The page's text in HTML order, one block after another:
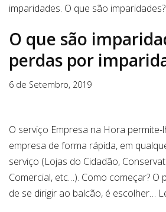
imparidades. O que são
O que são
perdas por
6 de Setembro, 2019
O serviço Empresa na Hora permite-
empresa de forma rápida, em
serviço (Lojas do Cidadão,
Comercial, etc…). Como começar? O
de se dirigir ao balcão, é escolher…